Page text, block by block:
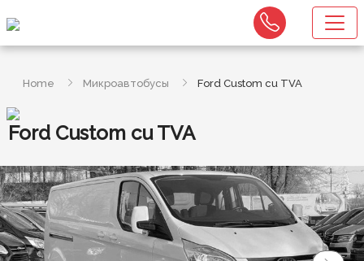
Home Микроавтобусы Ford Custom cu TVA
Ford Custom cu TVA